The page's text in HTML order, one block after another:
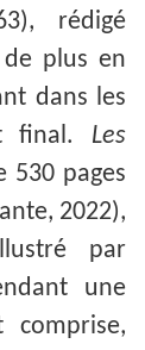
rédigé
plus en
dans les
final. Les
530 pages
2022),
par
une